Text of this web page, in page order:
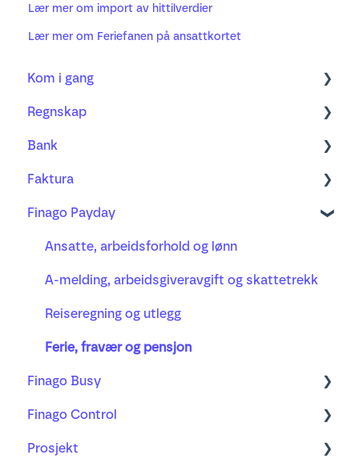
Lær mer om import av hittilverdier
Lær mer om Feriefanen på ansattkortet
Kom i gang
Regnskap
Fakturering
Bank
Prosjekt
Lønn
Busy timeregistrering
Regnskap
Kom i gang med ny Bilagsbehandling
Bilagsbehandling
Bruk av utlegg og mobilappen
Godkjenningsprosessen
Automatisering av bilagsflyt
Hurtigtaster og effektiv bruk
Bilag, mottak og godkjenning
Merverdiavgift
Anleggsregister
AI-mottaket
Bank
Bankintegrasjon og bankavtale
Bankavstemming
Betalinger
Faktura
Ordre
Faktura
Distribusjon
Purring og inkasso
Ny fakturering
Finago Payday
Ansatte, arbeidsforhold og lønn
A-melding, arbeidsgiveravgift og skattetrekk
Reiseregning og utlegg
Ferie, fravær og pensjon
Finago Busy
Timer og timebank
Busy sammen med Finago Office
Finago Control
Lær mer om
Prosjekt